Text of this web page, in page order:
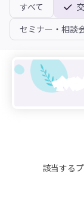
すべて
セミナー・相談
イベ
該当する